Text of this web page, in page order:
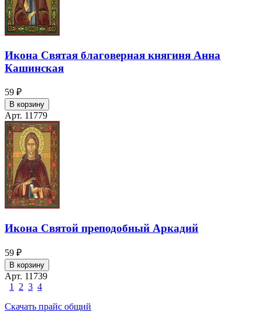
Икона Святая благоверная княгиня Анна
Кашинская
59 ₽
В корзину
Арт. 11779
Икона Святой преподобный Аркадий
59 ₽
В корзину
Арт. 11739
1
2 3 4
Скачать прайс общий